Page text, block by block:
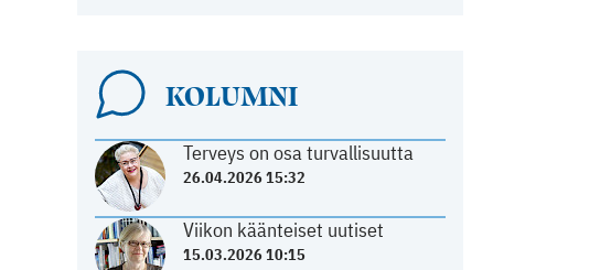
KOLUMNI
Terveys on osa turvallisuutta
26.04.2026 15:32
Viikon käänteiset uutiset
15.03.2026 10:15